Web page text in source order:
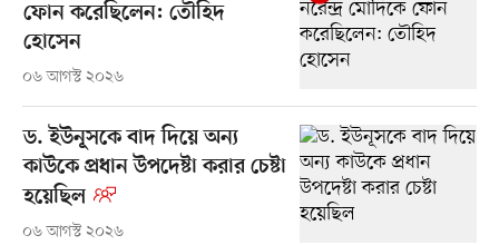
ফোন করেছিলেন: তৌহিদ
হোসেন
০৬ আগস্ট ২০২৬
ড. ইউনূসকে বাদ দিয়ে অন্য
কাউকে প্রধান উপদেষ্টা করার চেষ্টা
হয়েছিল
০৬ আগস্ট ২০২৬